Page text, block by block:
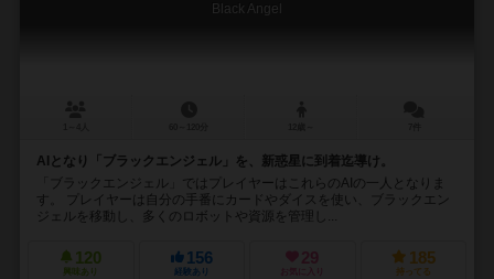
Black Angel
AIとなり「ブラックエンジェル」を、新惑星に到着迄導け。
「ブラックエンジェル」ではプレイヤーはこれらのAIの一人となりま
す。 プレイヤーは自分の手番にカードやダイスを使い、ブラックエン
ジェルを移動し、多くのロボットや資源を管理し...
120
興味あり
156
経験あり
29
お気に入り
185
持ってる